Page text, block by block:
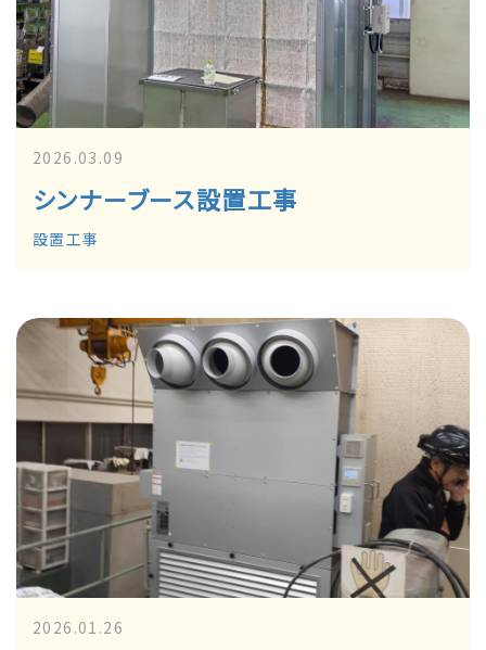
シンナーブース設置工事
2026.03.09
設置工事
2026.01.26